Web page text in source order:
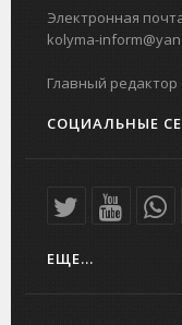
Электронная
kolyma-
Главный
СОЦИАЛЬНЫЕ
ЕЩЕ...